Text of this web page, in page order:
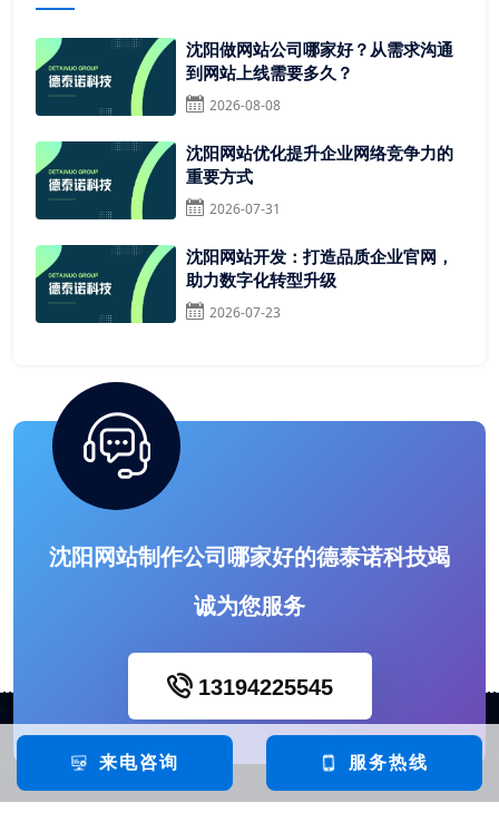
沈阳做网站公司哪家好？从需求沟通
到网站上线需要多久？
2026-08-08
沈阳网站优化提升企业网络竞争力的
重要方式
2026-07-31
沈阳网站开发：打造品质企业官网，
助力数字化转型升级
2026-07-23
沈阳网站制作公司哪家好的德泰诺科技竭
诚为您服务
13194225545
来电咨询 服务热线